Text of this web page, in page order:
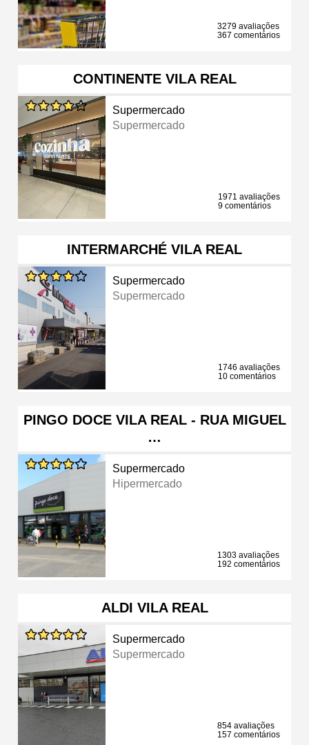
3279 avaliações
367 comentários
CONTINENTE VILA REAL
Supermercado
Supermercado
1971 avaliações
9 comentários
INTERMARCHÉ VILA REAL
Supermercado
Supermercado
1746 avaliações
10 comentários
PINGO DOCE VILA REAL - RUA MIGUEL
…
Supermercado
Hipermercado
1303 avaliações
192 comentários
ALDI VILA REAL
Supermercado
Supermercado
854 avaliações
157 comentários